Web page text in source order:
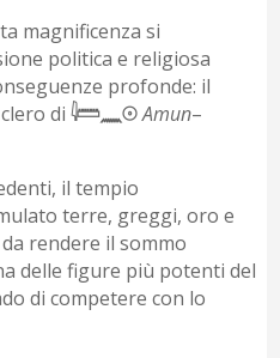
magnificenza si
politica e religiosa
profonde: il
di𓇋𓏠𓈖𓇳Amun–
il tempio
terre, greggi, oro e
rendere il sommo
delle figure più potenti del
di competere con lo